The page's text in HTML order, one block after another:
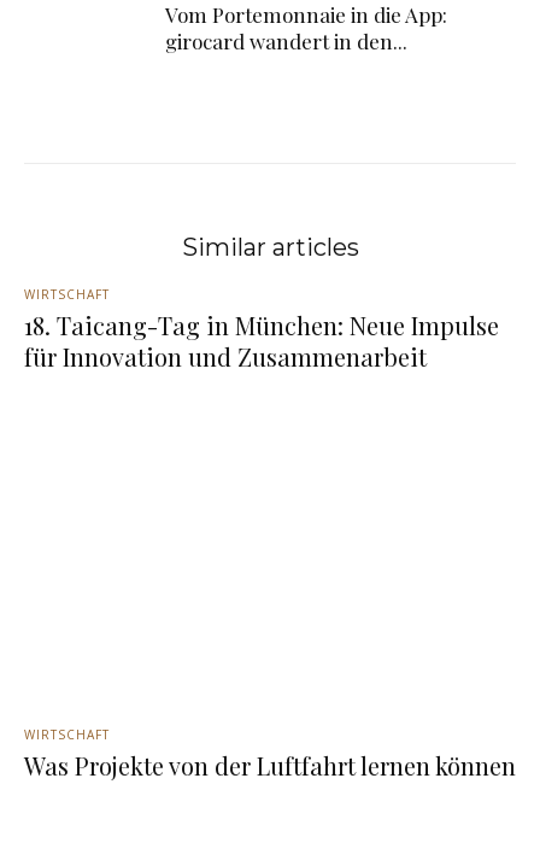
Vom Portemonnaie in die App:
girocard wandert in den...
Similar articles
WIRTSCHAFT
18. Taicang-Tag in München: Neue Impulse
für Innovation und Zusammenarbeit
WIRTSCHAFT
Was Projekte von der Luftfahrt lernen können